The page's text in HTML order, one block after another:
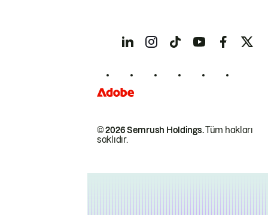
© 2026 Semrush Holdings.Tüm hakları
saklıdır.